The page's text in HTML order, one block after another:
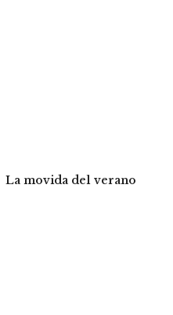
La movida del verano